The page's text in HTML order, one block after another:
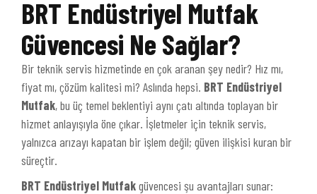
BRT Endüstriyel Mutfak
Güvencesi Ne Sağlar?
Bir teknik servis hizmetinde en çok aranan şey nedir? Hız mı,
fiyat mı, çözüm kalitesi mi? Aslında hepsi. BRT Endüstriyel
Mutfak, bu üç temel beklentiyi aynı çatı altında toplayan bir
hizmet anlayışıyla öne çıkar. İşletmeler için teknik servis,
yalnızca arızayı kapatan bir işlem değil; güven ilişkisi kuran bir
süreçtir.
BRT Endüstriyel Mutfakgüvencesi şu avantajları sunar: